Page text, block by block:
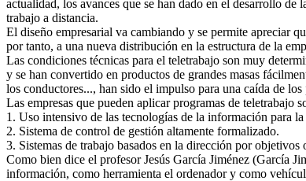
actualidad, los avances que se han dado en el desarrollo
trabajo a distancia.
El diseño empresarial va cambiando y se permite apreciar
por tanto, a una nueva distribución en la estructura de la
Las condiciones técnicas para el teletrabajo son muy
y se han convertido en productos de grandes masas
los conductores..., han sido el impulso para una caída de los
Las empresas que pueden aplicar programas de teletrabajo
1. Uso intensivo de las tecnologías de la información para
2. Sistema de control de gestión altamente formalizado.
3. Sistemas de trabajo basados en la dirección por objetivos
Como bien dice el profesor Jesús García Jiménez (García
información, como herramienta el ordenador y como